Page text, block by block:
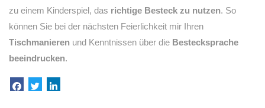
zu einem Kinderspiel, das richtige Besteck zu nutzen. So
können Sie bei der nächsten Feierlichkeit mir Ihren
Tischmanieren und Kenntnissen über die Bestecksprache
beeindrucken.